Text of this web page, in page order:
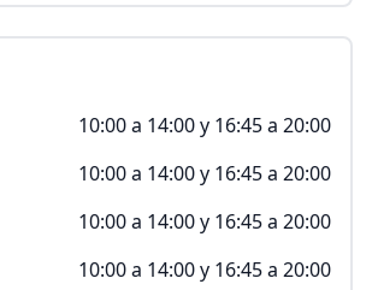
10:00 a 14:00 y 16:45 a 20:00
10:00 a 14:00 y 16:45 a 20:00
10:00 a 14:00 y 16:45 a 20:00
10:00 a 14:00 y 16:45 a 20:00